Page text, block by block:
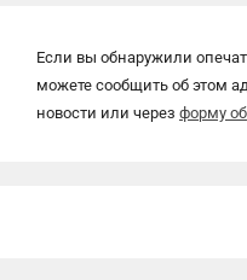
Если вы обнаружили
можете сообщить об этом
новости или через форму